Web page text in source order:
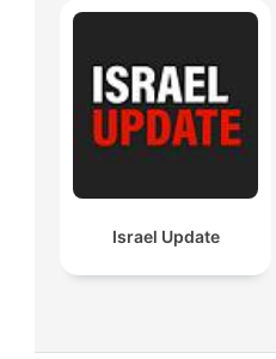
Israel Update